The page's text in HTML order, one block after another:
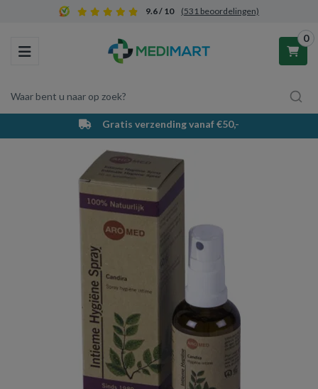
9.6 / 10 (531 beoordelingen)
Toggle navigation
Waar bent u naar op zoek?
0
Winkelwagen
Uw winkelwagen is leeg.
Vul hem met producten.
Gratis verzending vanaf €50,-